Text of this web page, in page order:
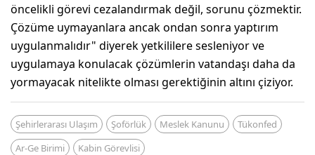
öncelikli görevi cezalandırmak değil, sorunu çözmektir.
Çözüme uymayanlara ancak ondan sonra yaptırım
uygulanmalıdır" diyerek yetkililere sesleniyor ve
uygulamaya konulacak çözümlerin vatandaşı daha da
yormayacak nitelikte olması gerektiğinin altını çiziyor.
Şehirlerarası Ulaşım Şoförlük Meslek Kanunu
Tükonfed
Ar-Ge Birimi
Kabin Görevlisi